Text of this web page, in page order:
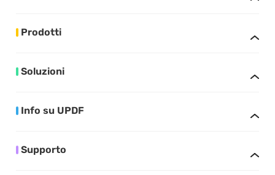
Prodotti
Soluzioni
Info su UPDF
Supporto